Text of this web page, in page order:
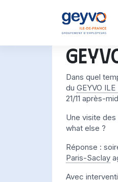
Dans quel
du GEYVO
21/11 après-
Une visite
what else ?
Réponse :
Paris-Saclay
Avec